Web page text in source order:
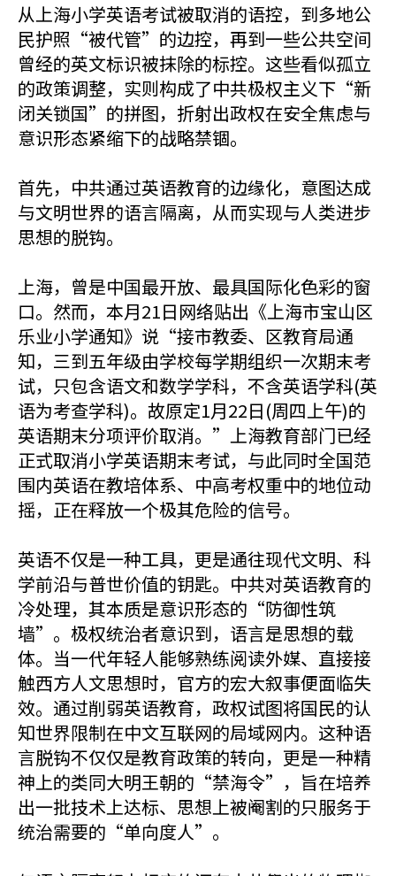
从上海小学英语考试被取消的语控，到多地公
民护照“被代管”的边控，再到一些公共空间
曾经的英文标识被抹除的标控。这些看似孤立
的政策调整，实则构成了中共极权主义下“新
闭关锁国”的拼图，折射出政权在安全焦虑与
意识形态紧缩下的战略禁锢。
首先，中共通过英语教育的边缘化，意图达成
与文明世界的语言隔离，从而实现与人类进步
思想的脱钩。
上海，曾是中国最开放、最具国际化色彩的窗
口。然而，本月21日网络贴出《上海市宝山区
乐业小学通知》说“接市教委、区教育局通
知，三到五年级由学校每学期组织一次期末考
试，只包含语文和数学学科，不含英语学科(英
语为考查学科)。故原定1月22日(周四上午)的
英语期末分项评价取消。”上海教育部门已经
正式取消小学英语期末考试，与此同时全国范
围内英语在教培体系、中高考权重中的地位动
摇，正在释放一个极其危险的信号。
英语不仅是一种工具，更是通往现代文明、科
学前沿与普世价值的钥匙。中共对英语教育的
冷处理，其本质是意识形态的“防御性筑
墙”。极权统治者意识到，语言是思想的载
体。当一代年轻人能够熟练阅读外媒、直接接
触西方人文思想时，官方的宏大叙事便面临失
效。通过削弱英语教育，政权试图将国民的认
知世界限制在中文互联网的局域网内。这种语
言脱钩不仅仅是教育政策的转向，更是一种精
神上的类同大明王朝的“禁海令”，旨在培养
出一批技术上达标、思想上被阉割的只服务于
统治需要的“单向度人”。